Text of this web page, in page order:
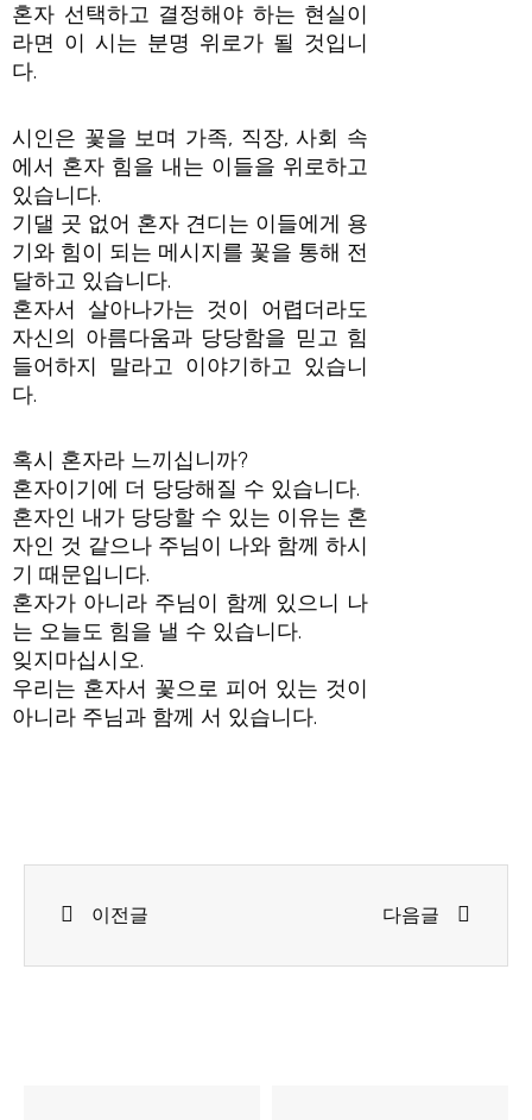
혼자 선택하고 결정해야 하는 현실이
라면 이 시는 분명 위로가 될 것입니
다.
시인은 꽃을 보며 가족, 직장, 사회 속
에서 혼자 힘을 내는 이들을 위로하고
있습니다.
기댈 곳 없어 혼자 견디는 이들에게 용
기와 힘이 되는 메시지를 꽃을 통해 전
달하고 있습니다.
혼자서 살아나가는 것이 어렵더라도
자신의 아름다움과 당당함을 믿고 힘
들어하지 말라고 이야기하고 있습니
다.
혹시 혼자라 느끼십니까?
혼자이기에 더 당당해질 수 있습니다.
혼자인 내가 당당할 수 있는 이유는 혼
자인 것 같으나 주님이 나와 함께 하시
기 때문입니다.
혼자가 아니라 주님이 함께 있으니 나
는 오늘도 힘을 낼 수 있습니다.
잊지마십시오.
우리는 혼자서 꽃으로 피어 있는 것이
아니라 주님과 함께 서 있습니다.
이전글 다음글